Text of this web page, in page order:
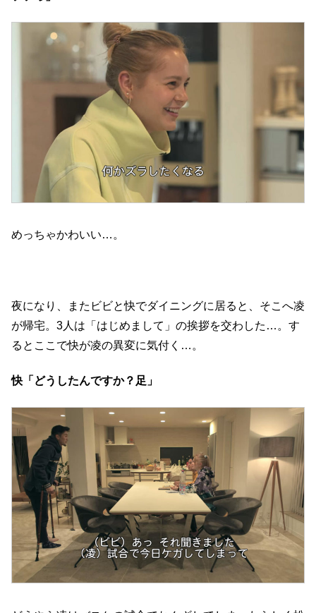
めっちゃかわいい…。
夜になり、またビビと快でダイニングに居ると、そこへ凌
が帰宅。3人は「はじめまして」の挨拶を交わした…。す
るとここで快が凌の異変に気付く…。
快「どうしたんですか？足」